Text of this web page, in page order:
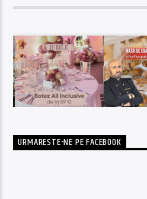
URMARESTE-NE PE FACEBOOK